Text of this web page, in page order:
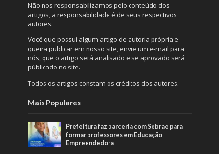
Não nos responsabilizamos pelo conteúdo dos
artigos, a responsabilidade é de seus respectivos
autores.
Você que possuí algum artigo de autoria própria e
queira publicar em nosso site, envie um e-mail para
nós, que o artigo será analisado e se aprovado será
públicado no site.
Todos os artigos constam os créditos dos autores.
Mais Populares
Prefeitura faz parceria com Sebrae para
formar professores em Educação
Empreendedora